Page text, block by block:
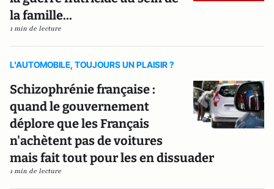
la famille...
1 min de lecture
L'AUTOMOBILE, TOUJOURS UN PLAISIR ?
Schizophrénie française :
quand le gouvernement
déplore que les Français
n'achètent pas de voitures
mais fait tout pour les en dissuader
1 min de lecture